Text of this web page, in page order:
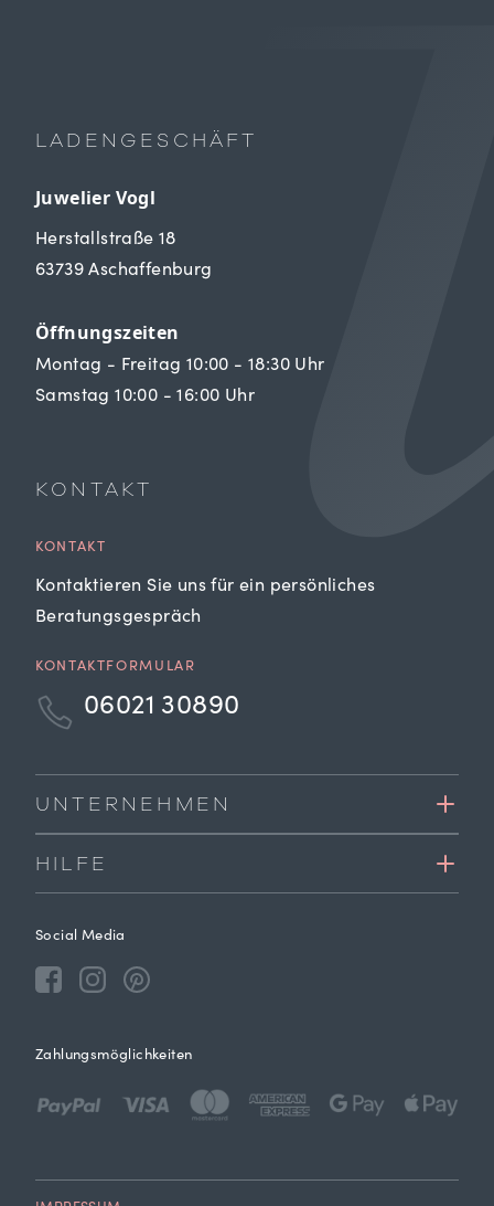
LADENGESCHÄFT
Juwelier Vogl
Herstallstraße 18
63739 Aschaffenburg
Öffnungszeiten
Montag - Freitag 10:00 - 18:30 Uhr
Samstag 10:00 - 16:00 Uhr
KONTAKT
KONTAKT
Kontaktieren Sie uns für ein persönliches
Beratungsgespräch
KONTAKTFORMULAR
06021 30890
UNTERNEHMEN
HILFE
Social Media
Zahlungsmöglichkeiten